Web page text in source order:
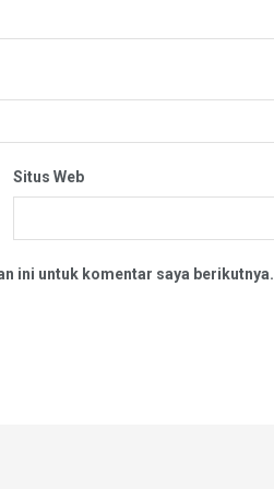
Situs Web
ini untuk komentar saya berikutnya.